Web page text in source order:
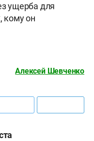
ущерба для
кому он
Алексей Шевченко